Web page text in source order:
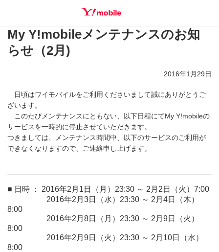
SEARCH
My Y!mobileメンテナンスのお知
らせ（2月)
2016年1月29日
日頃はワイモバイルをご利用くださいまして誠にありがとうご
ざいます。
このたびメンテナンスにともない、以下日程にてMy Y!mobileの
サービスを一時的に停止させていただきます。
つきましては、メンテナンス時間中、以下のサービスのご利用が
できなくなりますので、ご連絡申し上げます。
■ 日時 ： 2016年2月1日（月）23:30 ～ 2月2日（火）7:00
2016年2月3日（水）23:30 ～ 2月4日（木）
8:00
2016年2月8日（月）23:30 ～ 2月9日（火）
8:00
2016年2月9日（火）23:30 ～ 2月10日（水）
8:00